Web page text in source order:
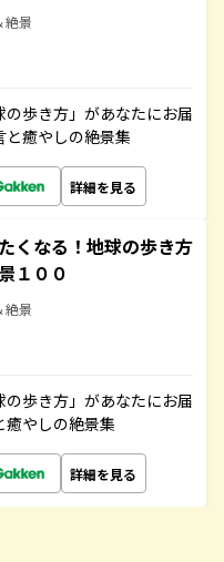
絶景
歩き方」があなたにお届
と癒やしの絶景集
詳細を見る
くなる！地球の歩き方
１００
絶景
歩き方」があなたにお届
癒やしの絶景集
詳細を見る